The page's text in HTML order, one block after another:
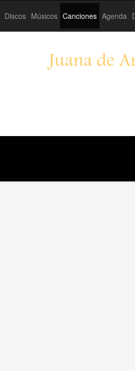
Discos Músicos Canciones Agenda
Juana de